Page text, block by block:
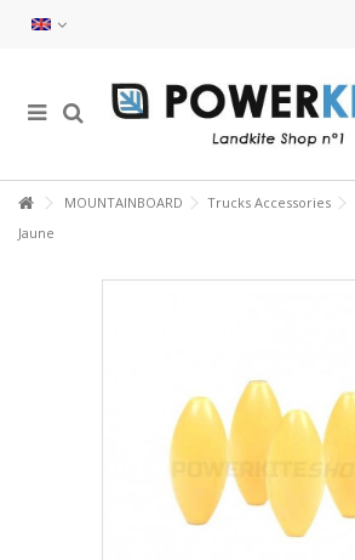
MOUNTAINBOARD Trucks Accessories
Jaune